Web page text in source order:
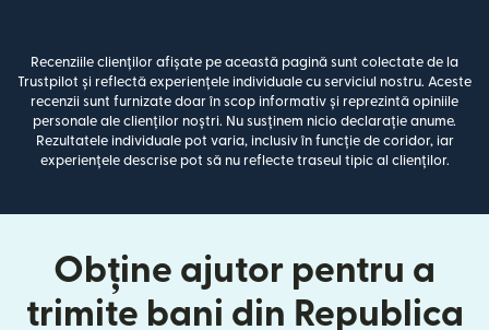
Recenziile clienților afișate pe această pagină sunt colectate de la
Trustpilot și reflectă experiențele individuale cu serviciul nostru. Aceste
recenzii sunt furnizate doar în scop informativ și reprezintă opiniile
personale ale clienților noștri. Nu susținem nicio declarație anume.
Rezultatele individuale pot varia, inclusiv în funcție de coridor, iar
experiențele descrise pot să nu reflecte traseul tipic al clienților.
Obține ajutor pentru a
trimite bani din Republica